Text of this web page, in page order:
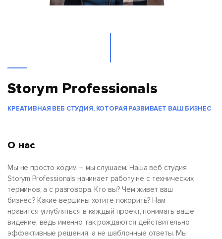
Storym Professionals
КРЕАТИВНАЯ ВЕБ СТУДИЯ, КОТОРАЯ РАЗВИВАЕТ ВАШ БИЗНЕС
О нас
Мы не просто кодим – мы слушаем. Наша веб студия
Storym Professionals начинает работу не с технических
терминов, а с разговора. Кто вы? Чем живет ваш
бизнес? Какие вершины хотите покорить? Нам
нравится углубляться в каждый проект, понимать ваше
видение, ведь именно так рождаются действительно
эффективные решения, а не шаблонные ответы. Мы